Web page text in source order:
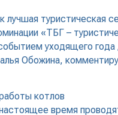
туристическая
«ТБГ –
уходящего
Обожина,
котлов
время